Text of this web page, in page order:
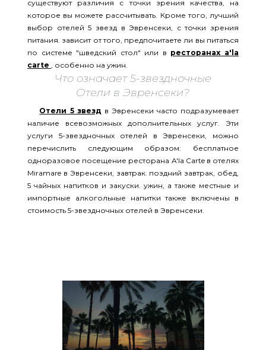
существуют различия с точки зрения качества, на
которое вы можете рассчитывать. Кроме того, лучший
выбор отелей 5 звезд в Эвренсеки, с точки зрения
питания. зависит от того, предпочитаете ли вы питаться
по системе "шведский стол" или в ресторанах a'la
carte , особенно на ужин.
Что означает 5-звездночные
Отели в Эвренсеки?
Отели 5 звезд в Эвренсеки часто подразумевает
наличие всевозможных дополнительных услуг. Эти
услуги 5-звездночных отелей в Эвренсеки, можно
перечислить следующим образом: бесплатное
одноразовое посещение ресторана A'la Carte в отелях
Miramare в Эвренсеки, завтрак. поздний завтрак, обед,
5 чайных напитков и закуски. ужин, а также местные и
импортные алкогольные напитки также включены в
стоимость 5-звездночных отелей в Эвренсеки.